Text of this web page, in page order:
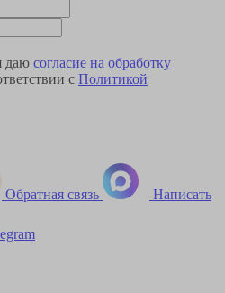
даю согласие на обработку
с Политикой
Обратная связь Написать